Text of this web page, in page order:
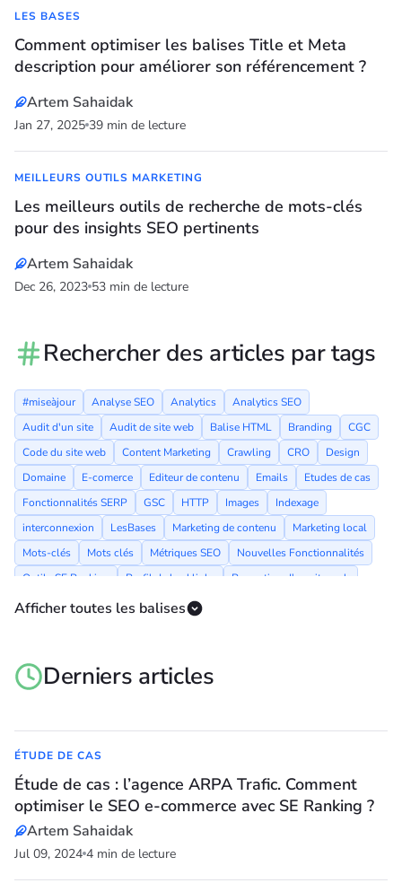
LES BASES
Comment optimiser les balises Title et Meta
description pour améliorer son référencement ?
Artem Sahaidak
Jan 27, 2025 39 min de lecture
MEILLEURS OUTILS MARKETING
Les meilleurs outils de recherche de mots-clés
pour des insights SEO pertinents
Artem Sahaidak
Dec 26, 2023 53 min de lecture
Rechercher des articles par tags
#miseàjour Analyse SEO Analytics
Analytics SEO
Audit d'un site
Audit de site web Balise HTML Branding
CGC
Code du site web
Content Marketing Crawling CRO
Design
Domaine
E-comerce Editeur de contenu Emails
Etudes de cas
Fonctionnalités SERP
GSC HTTP Images
Indexage
interconnexion
LesBases Marketing de contenu
Marketing local
Mots-clés
Mots clés Métriques SEO
Nouvelles Fonctionnalités
Outils SE Ranking
Profil de backlinks
Promotion d'un site web
Promotion du site Web
Rapports
Structure d'un site web
Structure du site web
Afficher toutes les balises
Derniers articles
ÉTUDE DE CAS
Étude de cas : l’agence ARPA Trafic. Comment
optimiser le SEO e-commerce avec SE Ranking ?
Artem Sahaidak
Jul 09, 2024 4 min de lecture